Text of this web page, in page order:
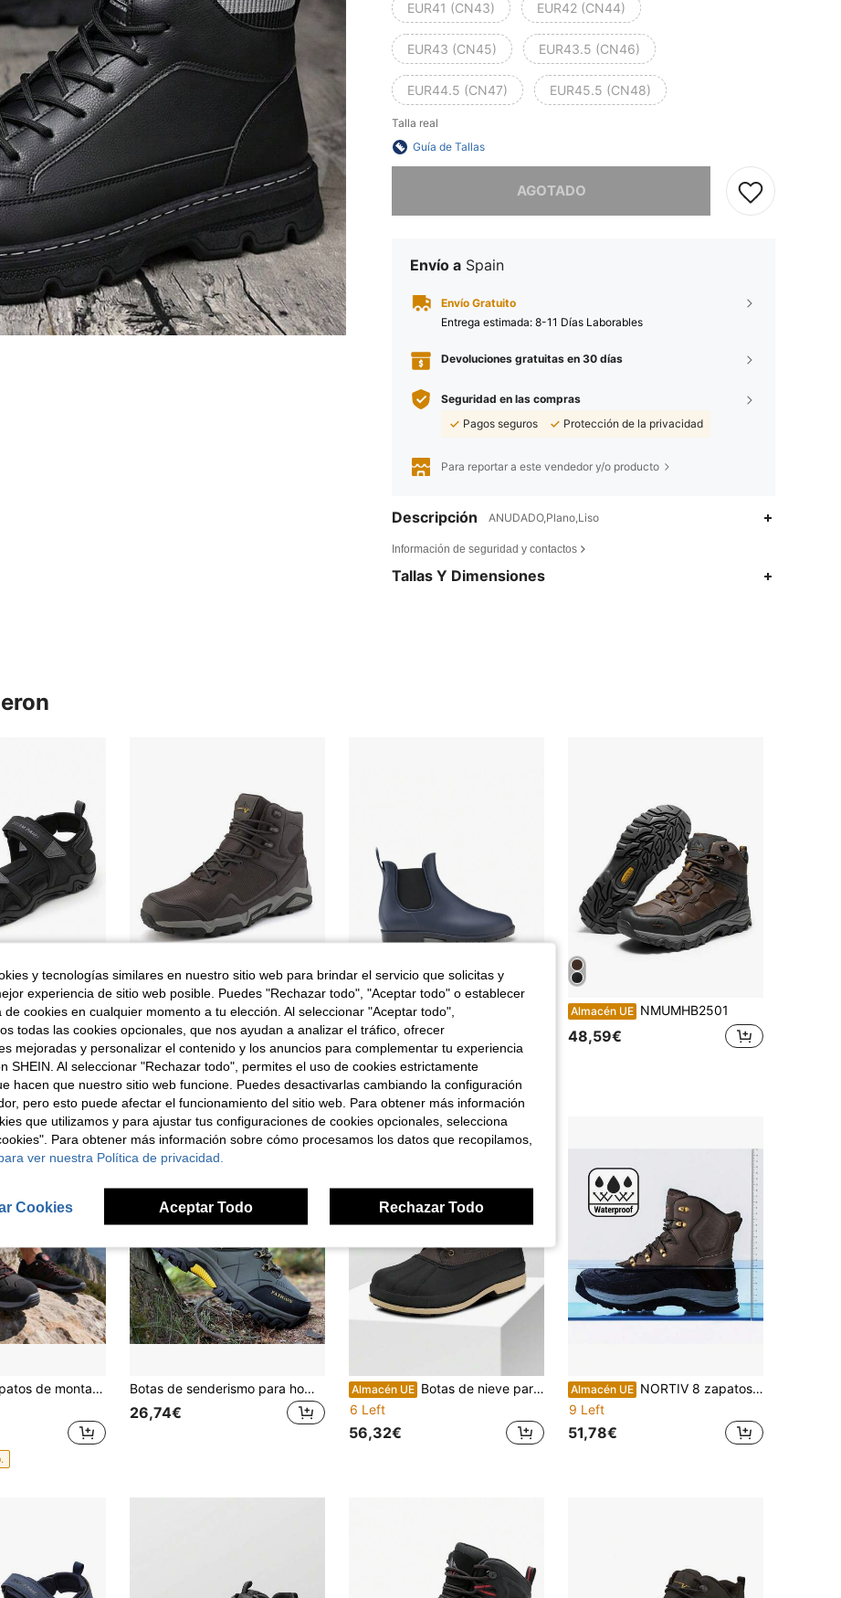
EUR41 (CN43) EUR42 (CN44)
EUR43 (CN45) EUR43.5 (CN46)
EUR44.5 (CN47) EUR45.5 (CN48)
Talla real
Guía de Tallas
AGOTADO
Envío a Spain
Envío Gratuito
Entrega estimada: 8-11 Días Laborables
Devoluciones gratuitas en 30 días
Seguridad en las compras
Pagos seguros
Protección de la privacidad
Para reportar a este vendedor y/o producto
Descripción ANUDADO,Plano,Liso
Información de seguridad y contactos
Tallas Y Dimensiones
deportivas Sdsa228m para hombre Almacén UE Botas de escalada para hombres
47,26€
Almacén UE Calzado de lluvia para hombre
25,37€
Almacén UE NMUMHB2501
48,59€
para hombres ,zapatos de escalada ,zapatos casuales tenis para uso diario
Botas de senderismo para hombre, zapatos deportivos de montaña para hombre, botas de senderismo, camping, escalada a campo traviesa con suela gruesa, botas de senderismo
26,74€
Almacén UE Botas de nieve para hombre
6 Left
56,32€
Almacén UE NORTIV 8 zapatos de invierno para hombre, botas de invierno con forro cálido, botas de nieve antideslizantes impermeables, botas de invierno para exteriores, zapatos de senderismo
9 Left
51,78€
y tecnologías similares en nuestro sitio web para brindar el servicio que solicitas y
experiencia de sitio web posible. Puedes "Rechazar todo", "Aceptar todo" o establecer
de cookies en cualquier momento a tu elección. Al seleccionar "Aceptar todo",
todas las cookies opcionales, que nos ayudan a analizar el tráfico, ofrecer
mejoradas y personalizar el contenido y los anuncios para complementar tu experiencia
SHEIN. Al seleccionar "Rechazar todo", permites el uso de cookies estrictamente
hacen que nuestro sitio web funcione. Puedes desactivarlas cambiando la configuración
pero esto puede afectar el funcionamiento del sitio web. Para obtener más información
que utilizamos y para ajustar tus configuraciones de cookies opcionales, selecciona
Para obtener más información sobre cómo procesamos los datos que recopilamos,
ver nuestra Política de privacidad.
Cookies Aceptar Todo Rechazar Todo